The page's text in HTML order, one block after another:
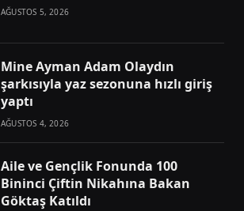
AĞUSTOS 5, 2026
Mine Ayman Adam Olaydın
şarkısıyla yaz sezonuna hızlı giriş
yaptı
AĞUSTOS 4, 2026
Aile ve Gençlik Fonunda 100
Bininci Çiftin Nikahına Bakan
Göktaş Katıldı